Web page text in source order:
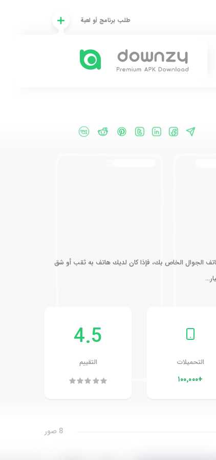
طلب برنامج أو لعبة
الجوال الخاص بك، فإذا كان لديك هاتف به ثقب أو شق
التحميلات
+١٠٠٬٠٠٠
4.5
التقييم
8 صور